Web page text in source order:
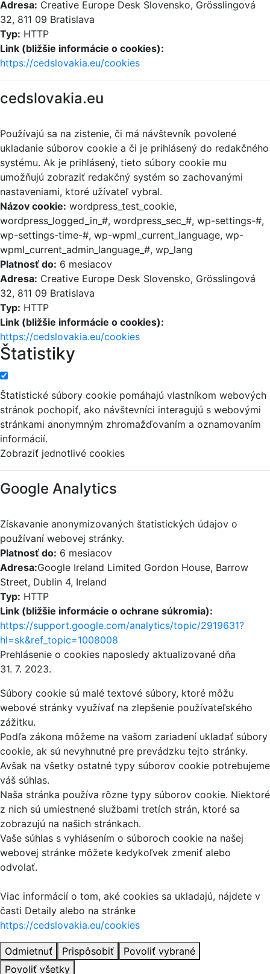
Adresa: Creative Europe Desk Slovensko, Grösslingová
32, 811 09 Bratislava
Typ: HTTP
Link (bližšie informácie o cookies):
https://cedslovakia.eu/cookies
cedslovakia.eu
Používajú sa na zistenie, či má návštevník povolené
ukladanie súborov cookie a či je prihlásený do redakčného
systému. Ak je prihlásený, tieto súbory cookie mu
umožňujú zobraziť redakčný systém so zachovanými
nastaveniami, ktoré užívateľ vybral.
Názov cookie: wordpress_test_cookie,
wordpress_logged_in_#, wordpress_sec_#, wp-settings-#,
wp-settings-time-#, wp-wpml_current_language, wp-
wpml_current_admin_language_#, wp_lang
Platnosť do: 6 mesiacov
Adresa: Creative Europe Desk Slovensko, Grösslingová
32, 811 09 Bratislava
Typ: HTTP
Link (bližšie informácie o cookies):
https://cedslovakia.eu/cookies
Štatistiky
Štatistické súbory cookie pomáhajú vlastníkom webových
stránok pochopiť, ako návštevníci interagujú s webovými
stránkami anonymným zhromažďovaním a oznamovaním
informácií.
Zobraziť jednotlivé cookies
Google Analytics
Získavanie anonymizovaných štatistických údajov o
používaní webovej stránky.
Platnosť do: 6 mesiacov
Adresa:Google Ireland Limited Gordon House, Barrow
Street, Dublin 4, Ireland
Typ: HTTP
Link (bližšie informácie o ochrane súkromia):
https://support.google.com/analytics/topic/2919631?
hl=sk&ref_topic=1008008
Prehlásenie o cookies naposledy aktualizované dňa
31. 7. 2023.
Súbory cookie sú malé textové súbory, ktoré môžu
webové stránky využívať na zlepšenie používateľského
zážitku.
Podľa zákona môžeme na vašom zariadení ukladať súbory
cookie, ak sú nevyhnutné pre prevádzku tejto stránky.
Avšak na všetky ostatné typy súborov cookie potrebujeme
váš súhlas.
Naša stránka používa rôzne typy súborov cookie. Niektoré
z nich sú umiestnené službami tretích strán, ktoré sa
zobrazujú na našich stránkach.
Vaše súhlas s vyhlásením o súboroch cookie na našej
webovej stránke môžete kedykoľvek zmeniť alebo
odvolať.
Viac informácií o tom, aké cookies sa ukladajú, nájdete v
časti Detaily alebo na stránke
https://cedslovakia.eu/cookies
Odmietnuť Prispôsobiť
Povoliť vybrané
Povoliť všetky